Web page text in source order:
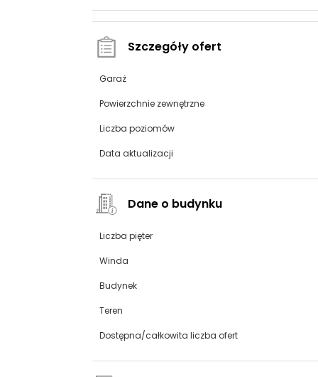
Szczegóły ofert
Garaż
Powierzchnie zewnętrzne
Liczba poziomów
Data aktualizacji
Dane o budynku
Liczba pięter
Winda
Budynek
Teren
Dostępna/całkowita liczba ofert